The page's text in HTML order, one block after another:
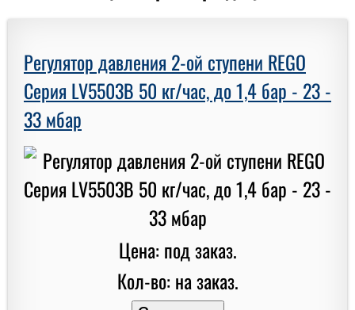
Регулятор давления 2-ой ступени REGO
Серия LV5503B 50 кг/час, до 1,4 бар - 23 -
33 мбар
Цена: под заказ.
Кол-во: на заказ.